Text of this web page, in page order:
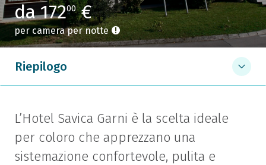
da 17200€
per camera per notte
Riepilogo
L’Hotel Savica Garni è la scelta ideale
per coloro che apprezzano una
sistemazione confortevole, pulita e